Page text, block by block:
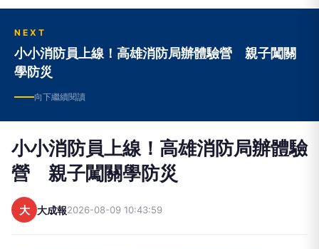
NEXT
小小消防員上線！高雄消防局辦體驗營 親子闖關
學防災
向下繼續閱讀
小小消防員上線！高雄消防局辦體驗
營 親子闖關學防災
大 大成報2026-08-09 10:43:59